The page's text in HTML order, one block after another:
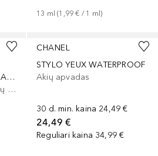
13 ml (1,99 € / 1 ml)
JOUES CONTRASTE CREAM BLUSH
Skaistalai, Akių ir skruostų dažai, Lūpų ir skruostų dažai
CHANEL
STYLO YEUX WATERPROOF
Akių apvadas
30 d. min. kaina 24,49 €
24,49 €
Reguliari kaina 34,99 €